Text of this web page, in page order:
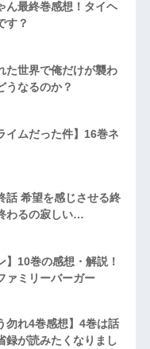
ん最終巻感想！タイヘ
す？
た世界で俺だけが襲わ
うなるのか？
イムだった件】16巻ネ
話 希望を感じさせる終
わるの寂しい…
】10巻の感想・解説！
ァミリーバーガー
勿れ4巻感想】4巻は話
録が読みたくなりまし